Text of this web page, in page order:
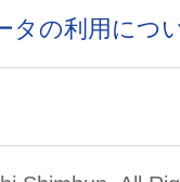
タの利用につ